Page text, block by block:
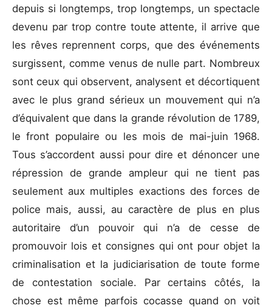
depuis si longtemps, trop longtemps, un spectacle
devenu par trop contre toute attente, il arrive que
les rêves reprennent corps, que des événements
surgissent, comme venus de nulle part. Nombreux
sont ceux qui observent, analysent et décortiquent
avec le plus grand sérieux un mouvement qui n’a
d’équivalent que dans la grande révolution de 1789,
le front populaire ou les mois de mai-juin 1968.
Tous s’accordent aussi pour dire et dénoncer une
répression de grande ampleur qui ne tient pas
seulement aux multiples exactions des forces de
police mais, aussi, au caractère de plus en plus
autoritaire d’un pouvoir qui n’a de cesse de
promouvoir lois et consignes qui ont pour objet la
criminalisation et la judiciarisation de toute forme
de contestation sociale. Par certains côtés, la
chose est même parfois cocasse quand on voit